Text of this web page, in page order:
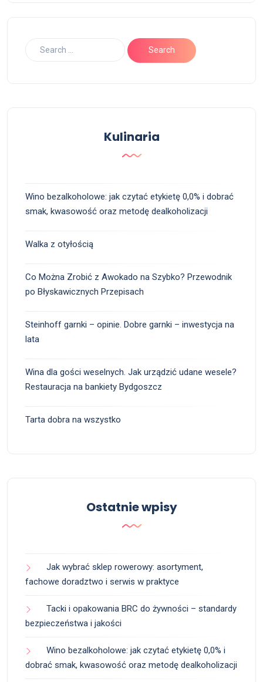
Kulinaria
Wino bezalkoholowe: jak czytać etykietę 0,0% i dobrać
smak, kwasowość oraz metodę dealkoholizacji
Walka z otyłością
Co Można Zrobić z Awokado na Szybko? Przewodnik
po Błyskawicznych Przepisach
Steinhoff garnki – opinie. Dobre garnki – inwestycja na
lata
Wina dla gości weselnych. Jak urządzić udane wesele?
Restauracja na bankiety Bydgoszcz
Tarta dobra na wszystko
Ostatnie wpisy
Jak wybrać sklep rowerowy: asortyment,
fachowe doradztwo i serwis w praktyce
Tacki i opakowania BRC do żywności – standardy
bezpieczeństwa i jakości
Wino bezalkoholowe: jak czytać etykietę 0,0% i
dobrać smak, kwasowość oraz metodę dealkoholizacji